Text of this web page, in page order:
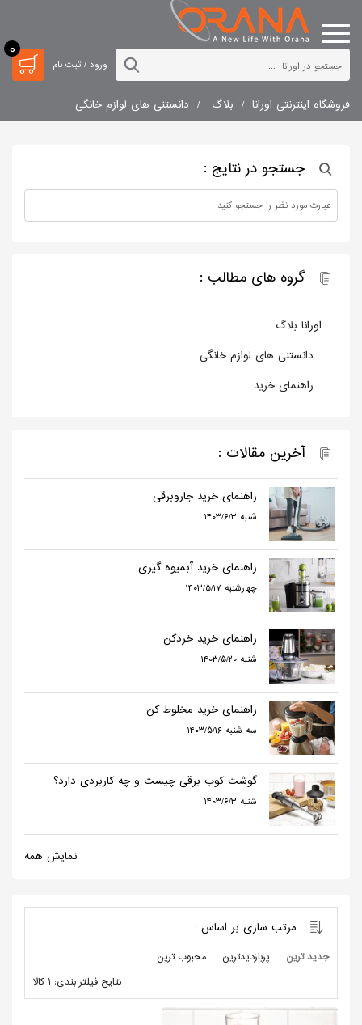
ورود / ثبت نام
0
فروشگاه اینترنتی اورانا بلاگ دانستنی های لوازم خانگی
جستجو در نتایج :
گروه های مطالب :
اورانا بلاگ
دانستنی های لوازم خانگی
راهنمای خرید
آخرین مقالات :
راهنمای خرید جاروبرقی
۱۴۰۳/۶/۳ شنبه
راهنمای خرید آبمیوه گیری
۱۴۰۳/۵/۱۷ چهارشنبه
راهنمای خرید خردکن
۱۴۰۳/۵/۲۰ شنبه
راهنمای خرید مخلوط کن
۱۴۰۳/۵/۱۶ سه شنبه
گوشت کوب برقی چیست و چه کاربردی دارد؟
۱۴۰۳/۶/۳ شنبه
نمایش همه
مرتب سازی بر اساس :
جدید ترین پربازدیدترین
محبوب ترین
نتایج فیلتر بندی: 1 کالا